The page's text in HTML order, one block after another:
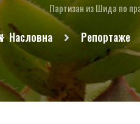
Партизан из Шида по
Насловна Репортаже